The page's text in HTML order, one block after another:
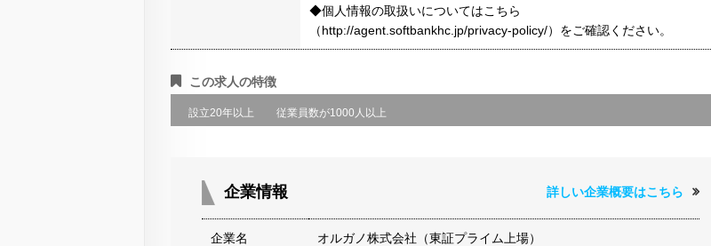
◆個人情報の取扱いについてはこちら
（http://agent.softbankhc.jp/privacy-policy/）をご確認ください。
この求人の特徴
設立20年以上 従業員数が1000人以上
企業情報 詳しい企業概要はこちら
企業名 オルガノ株式会社（東証プライム上場）